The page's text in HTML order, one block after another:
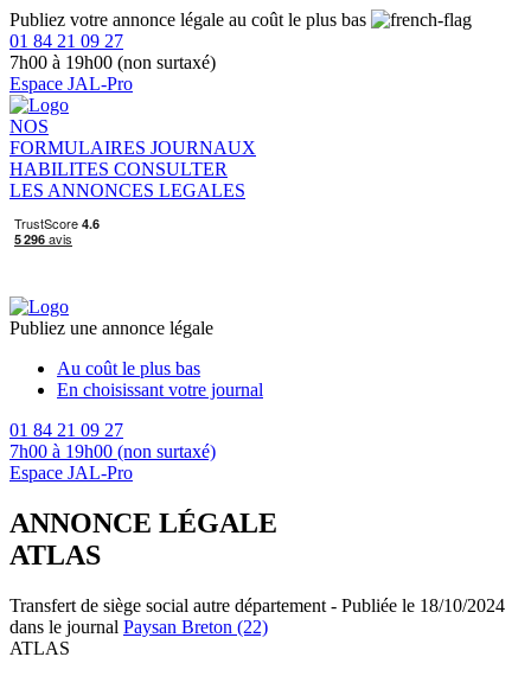
Publiez votre annonce légale au coût le plus bas
01 84 21 09 27
7h00 à 19h00 (non surtaxé)
Espace JAL-Pro
NOS
FORMULAIRES JOURNAUX
HABILITES CONSULTER
LES ANNONCES LEGALES
Publiez une annonce légale
Au coût le plus bas
En choisissant votre journal
01 84 21 09 27
7h00 à 19h00 (non surtaxé)
Espace JAL-Pro
ANNONCE LÉGALE
ATLAS
Transfert de siège social autre département - Publiée le 18/10/2024
dans le journal Paysan Breton (22)
ATLAS